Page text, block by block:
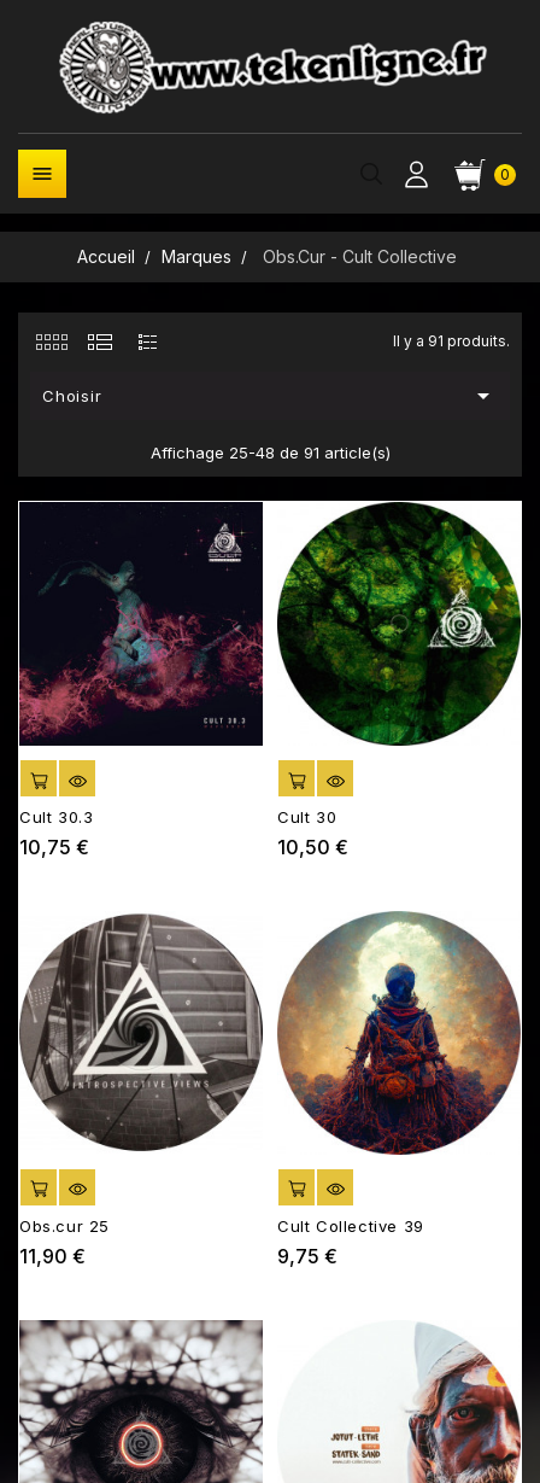
0

Accueil Marques Obs.Cur - Cult Collective
Il y a 91 produits.
Choisir 
Affichage 25-48 de 91 article(s)
AJOUTER AU PANIER
Cult 30.3
10,75 €
AJOUTER AU PANIER
Cult 30
10,50 €
AJOUTER AU PANIER
Obs.cur 25
11,90 €
AJOUTER AU PANIER
Cult Collective 39
9,75 €